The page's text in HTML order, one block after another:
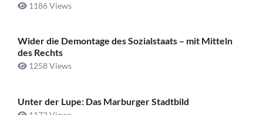
1186 Views
Wider die Demontage des Sozialstaats – mit Mitteln
des Rechts
1258 Views
Unter der Lupe: Das Marburger Stadtbild